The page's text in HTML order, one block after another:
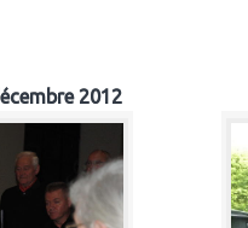
2012